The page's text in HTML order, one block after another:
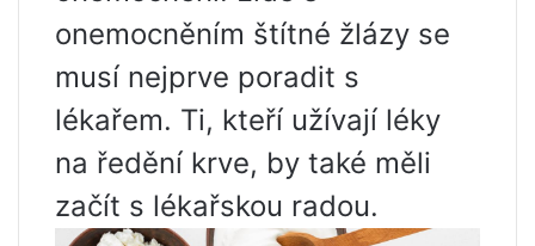
onemocněním štítné žlázy se
musí nejprve poradit s
lékařem. Ti, kteří užívají léky
na ředění krve, by také měli
začít s lékařskou radou.